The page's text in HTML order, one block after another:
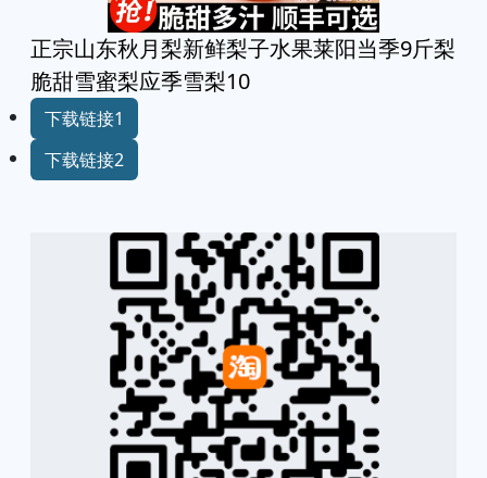
正宗山东秋月梨新鲜梨子水果莱阳当季9斤梨
脆甜雪蜜梨应季雪梨10
下载链接1
下载链接2